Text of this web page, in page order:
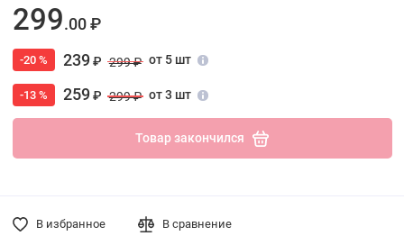
299.00 ₽
-20 % 239₽ 299 ₽ от 5 шт
-13 % 259₽ 299 ₽ от 3 шт
Товар закончился
В избранное В сравнение